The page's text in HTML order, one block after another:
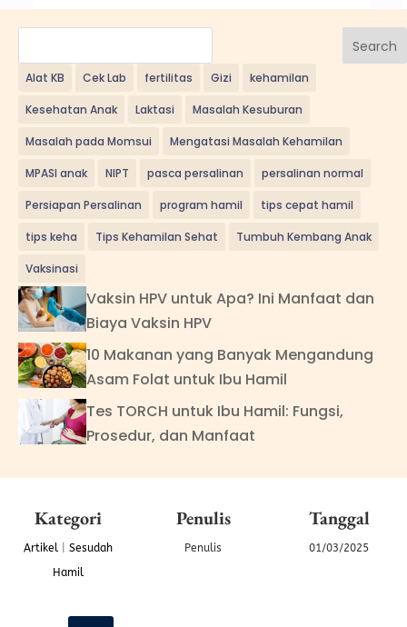
Search
Alat KB Cek Lab fertilitas Gizi kehamilan
Kesehatan Anak Laktasi Masalah Kesuburan
Masalah pada Momsui Mengatasi Masalah Kehamilan
MPASI anak NIPT pasca persalinan persalinan normal
Persiapan Persalinan program hamil tips cepat hamil
tips keha Tips Kehamilan Sehat Tumbuh Kembang Anak
Vaksinasi
Vaksin HPV untuk Apa? Ini Manfaat dan
Biaya Vaksin HPV
10 Makanan yang Banyak Mengandung
Asam Folat untuk Ibu Hamil
Tes TORCH untuk Ibu Hamil: Fungsi,
Prosedur, dan Manfaat
Kategori
Artikel| Sesudah
Hamil
Penulis
Penulis
Tanggal
01/03/2025